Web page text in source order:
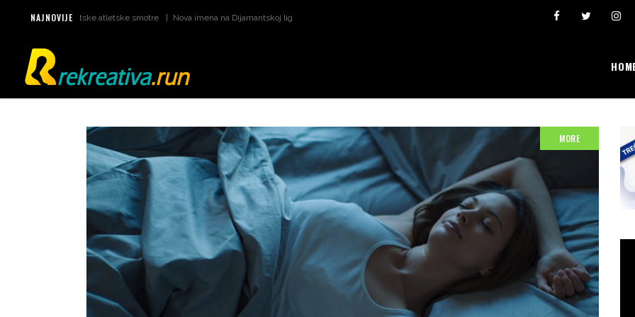
NAJNOVIJE
za svjetske atletske smotre Nova imena na Dijamantskoj ligi u Monaku Ivona Dadić osvojila 6000 bodova u jednosatnom
MORE